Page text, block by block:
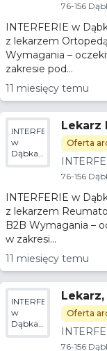
76-156
INTERFERIE w
z lekarzem Ortopedą Rodzaj zatrudnienia: kontrakt B2B
Wymagania – oczekiwania
zakresie pod...
11 miesięcy temu
INTERFERIE
w
Dąbkach
SU
Lekarz
Oferta
76-156
INTERFERIE w
z lekarzem Reumatologiem Rodzaj
B2B Wymagania – oczekiwania pracodawcy: *wymagany kurs
w zakresi...
11 miesięcy temu
INTERFERIE
w
Dąbkach
SU
czna
Oferta
76-156